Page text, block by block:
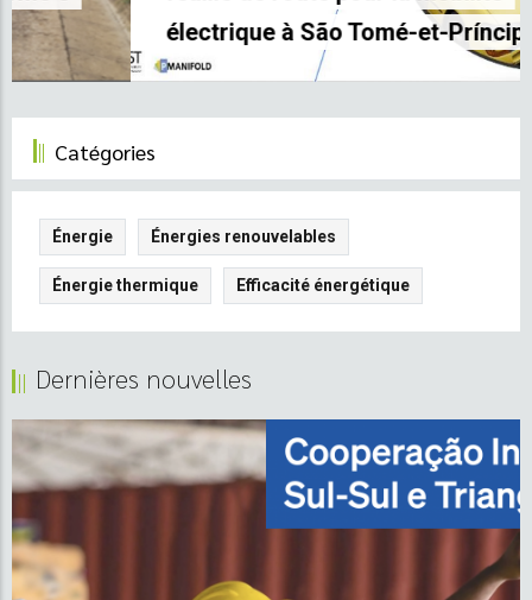
électrique à São Tomé-et-Príncipe
Catégories
Énergie Énergies renouvelables
Énergie thermique Efficacité énergétique
Dernières nouvelles